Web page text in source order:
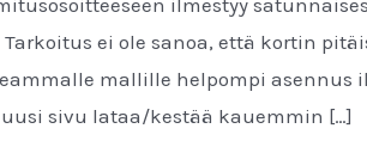
ei ole sanoa, että kortin
mallille helpompi asennus
sivu lataa/kestää kauemmin […]